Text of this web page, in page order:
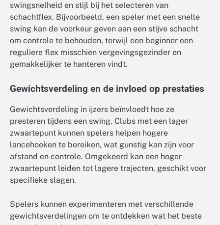
swingsnelheid en stijl bij het selecteren van
schachtflex. Bijvoorbeeld, een speler met een snelle
swing kan de voorkeur geven aan een stijve schacht
om controle te behouden, terwijl een beginner een
reguliere flex misschien vergevingsgezinder en
gemakkelijker te hanteren vindt.
Gewichtsverdeling en de invloed op prestaties
Gewichtsverdeling in ijzers beïnvloedt hoe ze
presteren tijdens een swing. Clubs met een lager
zwaartepunt kunnen spelers helpen hogere
lancehoeken te bereiken, wat gunstig kan zijn voor
afstand en controle. Omgekeerd kan een hoger
zwaartepunt leiden tot lagere trajecten, geschikt voor
specifieke slagen.
Spelers kunnen experimenteren met verschillende
gewichtsverdelingen om te ontdekken wat het beste